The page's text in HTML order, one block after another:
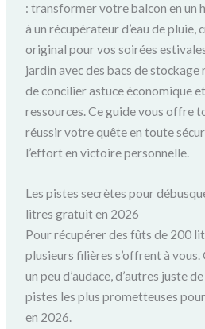
: transformer votre balcon en un
à un récupérateur d’eau de pluie,
original pour vos soirées
jardin avec des bacs de stockage
de concilier astuce économique
ressources. Ce guide vous offre
réussir votre quête en toute
l’effort en victoire personnelle.
Les pistes secrètes pour
litres gratuit en 2026
Pour récupérer des fûts de 200
plusieurs filières s’offrent à
un peu d’audace, d’autres juste
pistes les plus prometteuses
en 2026.